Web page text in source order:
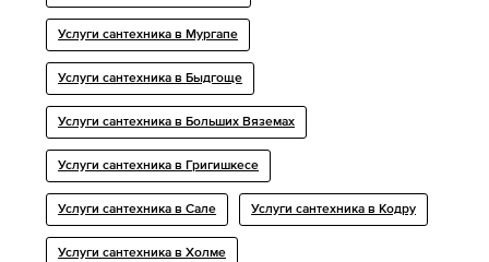
Услуги сантехника в Мургапе
Услуги сантехника в Быдгоще
Услуги сантехника в Больших Вяземах
Услуги сантехника в Григишкесе
Услуги сантехника в Сале Услуги сантехника в Кодру
Услуги сантехника в Холме